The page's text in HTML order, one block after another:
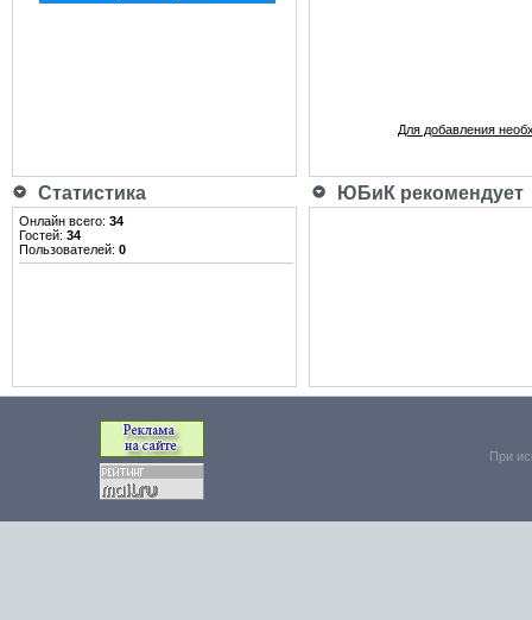
Для добавления
Статистика ЮБиК рекомендует
Онлайн всего: 34
Гостей: 34
Пользователей: 0
При